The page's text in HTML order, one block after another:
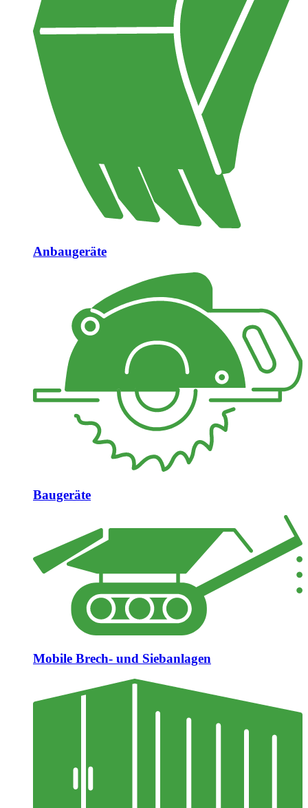
Anbaugeräte
Baugeräte
Mobile Brech- und Siebanlagen